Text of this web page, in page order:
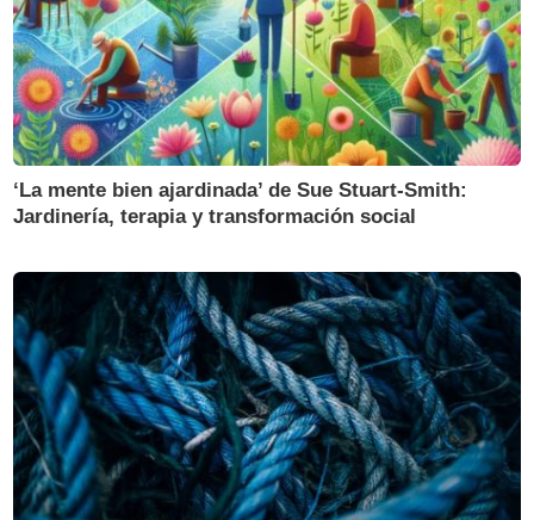
‘La mente bien ajardinada’ de Sue Stuart-Smith:
Jardinería, terapia y transformación social